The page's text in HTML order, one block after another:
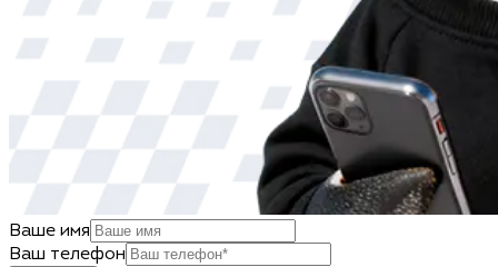
Ваше имя
Ваш телефон